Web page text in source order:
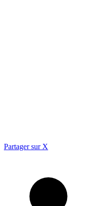
Partager sur X